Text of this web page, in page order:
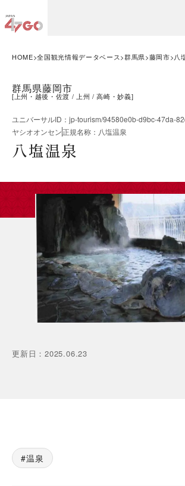
HOME 全国観光情報データベース 群馬県 藤岡市 八
群馬県藤岡市
[上州・越後・佐渡 上州 高崎・妙義]
ユニバーサルID ： jp-tourism/94580e0b-d9bc-47da-
ヤシオオンセン正規名称 ： 八塩温泉
八塩温泉
更新日 ：2025.06.23
温泉